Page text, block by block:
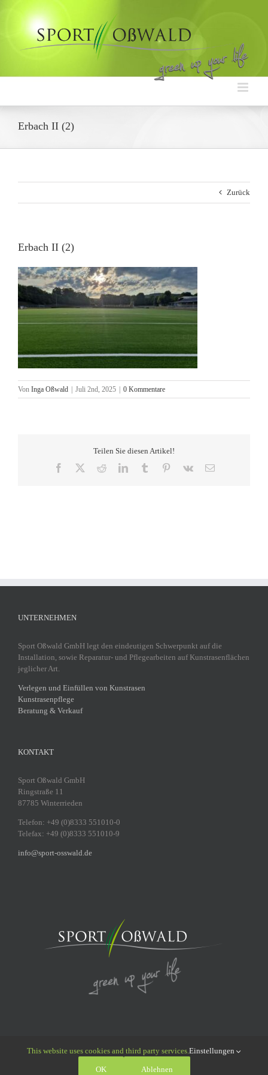
Erbach II (2)
Zurück
Erbach II (2)
Von Inga Oßwald Juli 2nd, 2025 0 Kommentare
Teilen Sie diesen Artikel!
Facebook RedditLinkedInTumblr Pinterest
Vk
E-
UNTERNEHMEN
Sport Oßwald GmbH legt den eindeutigen Schwerpunkt auf die
Installation, sowie Reparatur- und Pflegearbeiten auf Kunstrasenflächen
jeglicher Art.
Verlegen und Einfüllen von Kunstrasen
Kunstrasenpflege
Beratung & Verkauf
KONTAKT
Sport Oßwald GmbH
Ringstraße 11
87785 Winterrieden
Telefon: +49 (0)8333 551010-0
Telefax: +49 (0)8333 551010-9
info@sport-osswald.de
© 2011 - 2026 Sport Oßwald GmbH | All Rights Reserved |
This website uses cookies and third party services.Einstellungen
OK Ablehnen